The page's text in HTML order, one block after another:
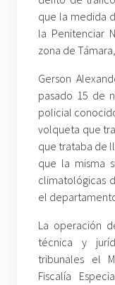
que la medida
la Penitenciar
zona de
Gerson
pasado 15 de
policial
volqueta que
que trataba de
que la misma
climatológicas
el
La operación
técnica y
tribunales el
Fiscalía